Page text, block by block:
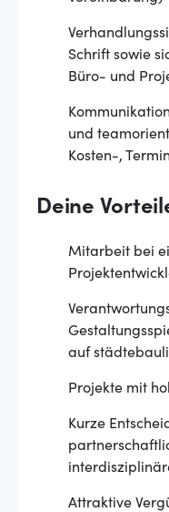
Schrift sowie
Büro- und
und
Kosten-,
Deine
Mitarbeit bei
auf
Projekte mit
Kurze
Attraktive